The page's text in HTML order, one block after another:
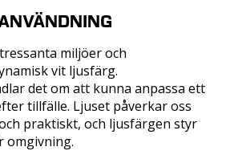
miljöer och
vit ljusfärg.
det om att kunna anpassa ett
tillfälle. Ljuset påverkar oss
praktiskt, och ljusfärgen styr
omgivning.